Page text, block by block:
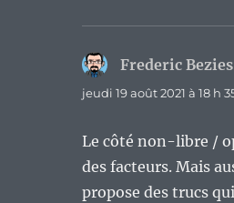
Frederic Bezies
jeudi 19 août 2021 à 18 h
Le côté non-libre /
des facteurs. Mais
propose des trucs